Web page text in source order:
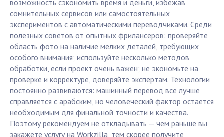
возможность сэкономить время и деньги, избежав
сомнительных сервисов или самостоятельных
экспериментов с автоматическими переводчиками. Среди
полезных советов от опытных фрилансеров: проверяйте
область фото на наличие мелких деталей, требующих
особого внимания; используйте несколько методов
обработки, если проект очень важен; не экономьте на
проверке и корректуре, доверяйте экспертам. Технологии
постоянно развиваются: машинный перевод все лучше
справляется с арабским, но человеческий фактор остается
необходимым для финальной точности и качества.
Поэтому рекомендуем не откладывать — чем раньше вы
закажете услугу на Workzilla, тем скорее получите